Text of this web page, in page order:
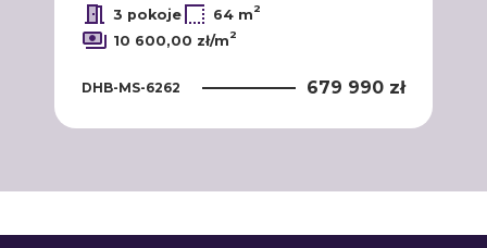
3 pokoje
64 m2
10 600,00 zł/m2
DHB-MS-6262 679 990 zł